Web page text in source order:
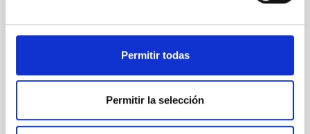
Permitir todas
Permitir la selección
at the
Waas, Jourdan et al.